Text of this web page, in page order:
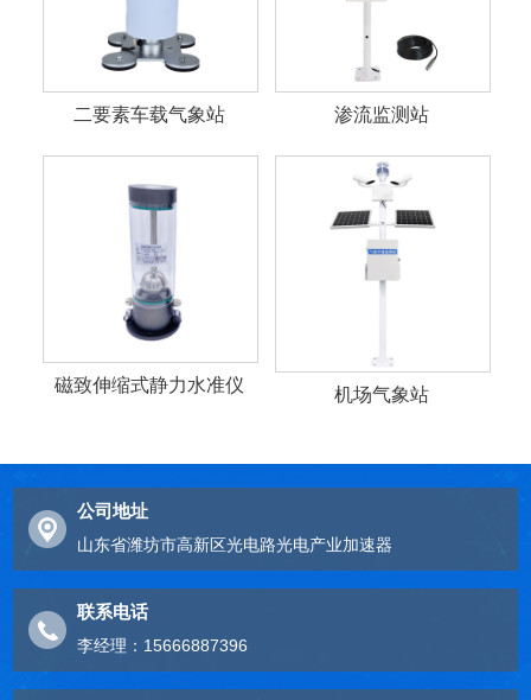
二要素车载气象站 渗流监测站
磁致伸缩式静力水准仪 机场气象站
公司地址
山东省潍坊市高新区光电路光电产业加速器
联系电话
李经理：15666887396